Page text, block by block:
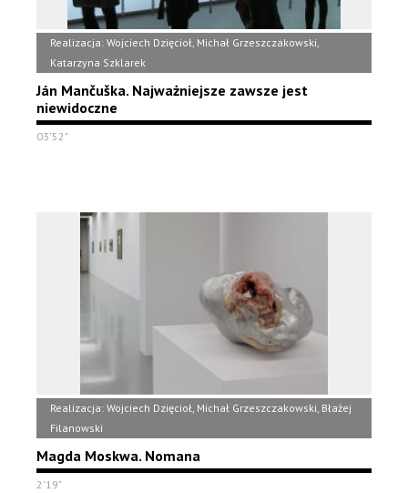
Realizacja: Wojciech Dzięcioł, Michał Grzeszczakowski,
Katarzyna Szklarek
Ján Mančuška. Najważniejsze zawsze jest
niewidoczne
03'52"
Realizacja: Wojciech Dzięcioł, Michał Grzeszczakowski, Błażej
Filanowski
Magda Moskwa. Nomana
2'19"